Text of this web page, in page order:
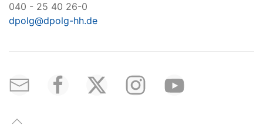
040 - 25 40 26-0
dpolg@dpolg-hh.de